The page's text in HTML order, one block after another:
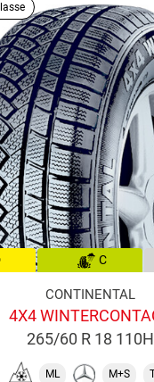
C
CONTINENTAL
4X4
265/60 R 18 110H
ML M+S